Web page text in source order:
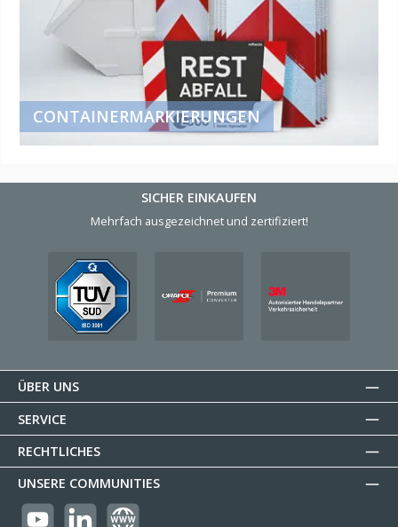
CONTAINERMARKIERUNGEN
SICHER EINKAUFEN
Mehrfach ausgezeichnet und zertifiziert!
ÜBER UNS
SERVICE
RECHTLICHES
UNSERE COMMUNITIES